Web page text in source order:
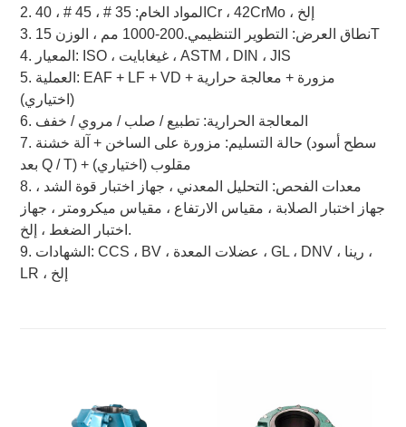
2. المواد الخام: 35 # ، 45 # ، 40Cr ، 42CrMo ، إلخ
3. نطاق العرض: التطوير التنظيمي.200-1000 مم ، الوزن 15T
4. المعيار: ISO ، غيغابايت ، ASTM ، DIN ، JIS
5. العملية: EAF + LF + VD + مزورة + معالجة حرارية
(اختياري)
6. المعالجة الحرارية: تطبيع / صلب / مروي / خفف
7. حالة التسليم: مزورة على الساخن + آلة خشنة (سطح أسود
بعد Q / T) + مقلوب (اختياري)
8. معدات الفحص: التحليل المعدني ، جهاز اختبار قوة الشد ،
جهاز اختبار الصلابة ، مقياس الارتفاع ، مقياس ميكرومتر ، جهاز
اختبار الضغط ، إلخ.
9. الشهادات: CCS ، BV ، عضلات المعدة ، GL ، DNV ، رينا ،
LR ، إلخ